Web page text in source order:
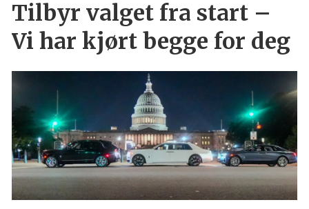
Tilbyr valget fra start –
Vi har kjørt begge for deg